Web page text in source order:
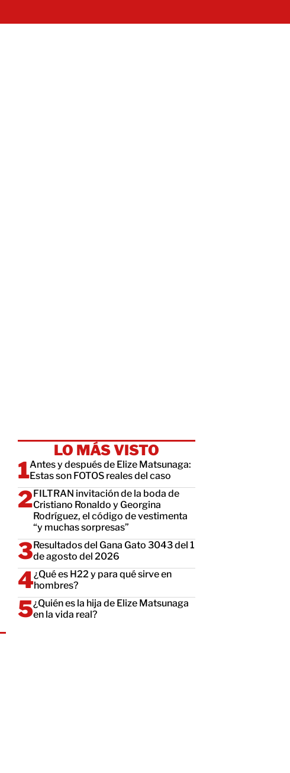
LO MÁS VISTO
Antes y después de Elize Matsunaga:
Estas son FOTOS reales del caso
FILTRAN invitación de la boda de
Cristiano Ronaldo y Georgina
Rodríguez, el código de vestimenta
“y muchas sorpresas”
Resultados del Gana Gato 3043 del 1
de agosto del 2026
¿Qué es H22 y para qué sirve en
hombres?
¿Quién es la hija de Elize Matsunaga
en la vida real?